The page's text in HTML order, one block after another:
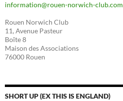
information@rouen-norwich-club.com
Rouen Norwich Club
11, Avenue Pasteur
Boîte 8
Maison des Associations
76000 Rouen
SHORT UP (EX THIS IS ENGLAND)